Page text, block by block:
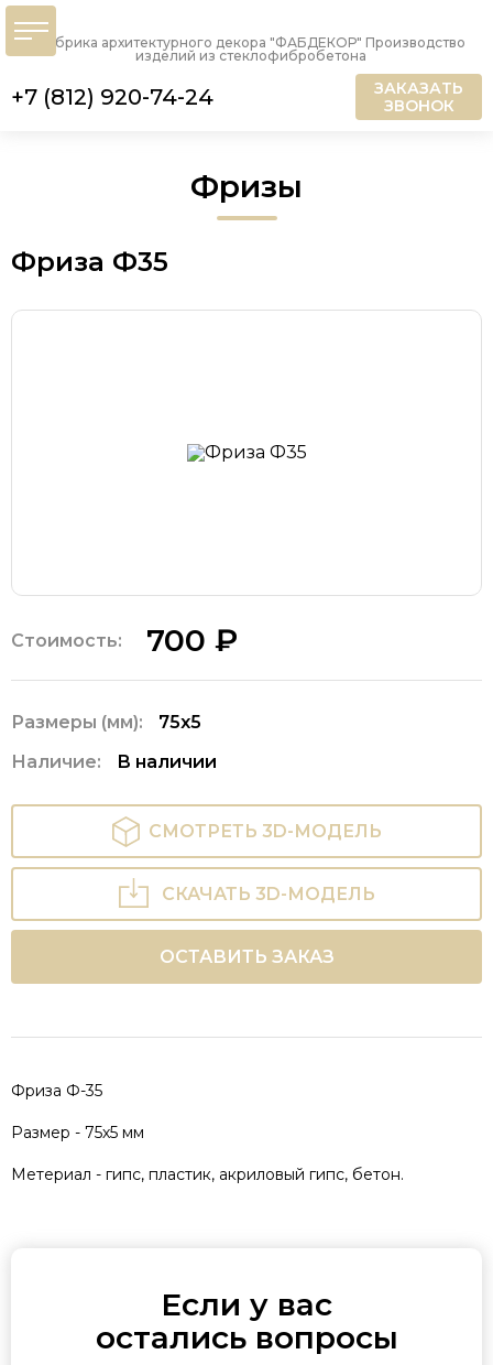
Фабрика архитектурного декора "ФАБДЕКОР" Производство
изделий из стеклофибробетона
+7 (812) 920-74-24
ЗАКАЗАТЬ
ЗВОНОК
Фризы
Фриза Ф35
Стоимость: 700 ₽
Размеры (мм):
75х5
Наличие:
В наличии
СМОТРЕТЬ 3D-МОДЕЛЬ
СКАЧАТЬ 3D-МОДЕЛЬ
ОСТАВИТЬ ЗАКАЗ
Фриза Ф-35
Размер - 75х5 мм
Метериал - гипс, пластик, акриловый гипс, бетон.
Если у вас
остались вопросы